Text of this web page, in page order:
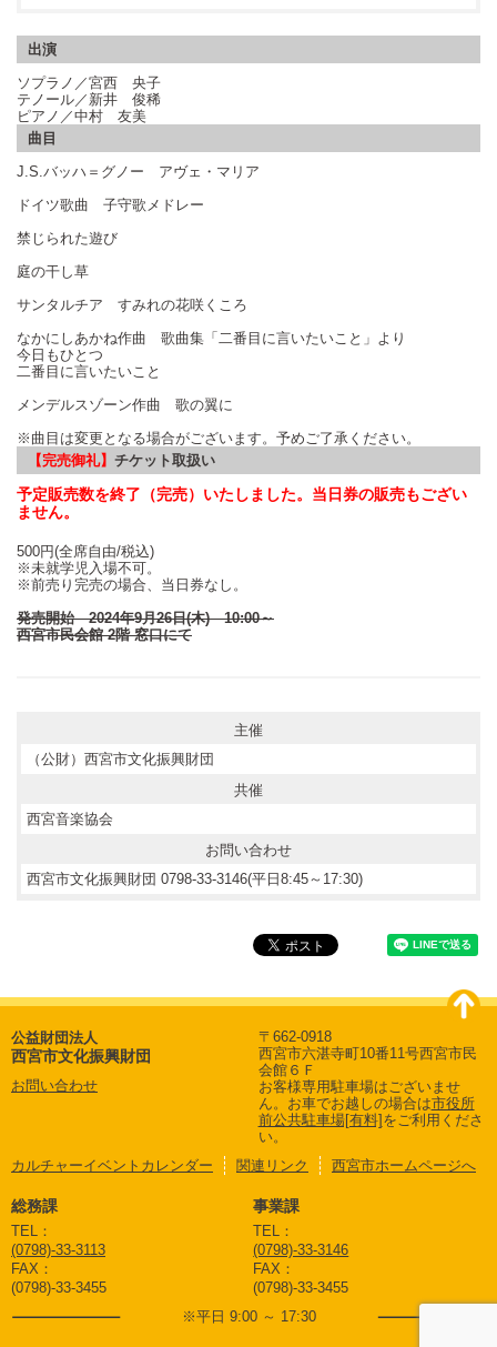
出演
ソプラノ／宮西 央子
テノール／新井 俊稀
ピアノ／中村 友美
曲目
J.S.バッハ＝グノー アヴェ・マリア
ドイツ歌曲 子守歌メドレー
禁じられた遊び
庭の干し草
サンタルチア すみれの花咲くころ
なかにしあかね作曲 歌曲集「二番目に言いたいこと」より
今日もひとつ
二番目に言いたいこと
メンデルスゾーン作曲 歌の翼に
※曲目は変更となる場合がございます。予めご了承ください。
【完売御礼】 チケット取扱い
予定販売数を終了（完売）いたしました。当日券の販売もござい
ません。
500円(全席自由/税込)
※未就学児入場不可。
※前売り完売の場合、当日券なし。
発売開始 2024年9月26日(木) 10:00～
西宮市民会館 2階 窓口にて
主催
（公財）西宮市文化振興財団
共催
西宮音楽協会
お問い合わせ
西宮市文化振興財団 0798-33-3146(平日8:45～17:30)
公益財団法人
西宮市文化振興財団
お問い合わせ
カルチャーイベントカレンダー 関連リンク 西宮市ホームページへ
〒662-0918
西宮市六湛寺町10番11号西宮市民
会館６Ｆ
お客様専用駐車場はございませ
ん。 お車でお越しの場合は市役所
前公共駐車場[有料] をご利用くださ
い。
総務課
TEL：
(0798)-33-3113
FAX：
(0798)-33-3455
事業課
TEL：
(0798)-33-3146
FAX：
(0798)-33-3455
※平日 9:00 ～ 17:30